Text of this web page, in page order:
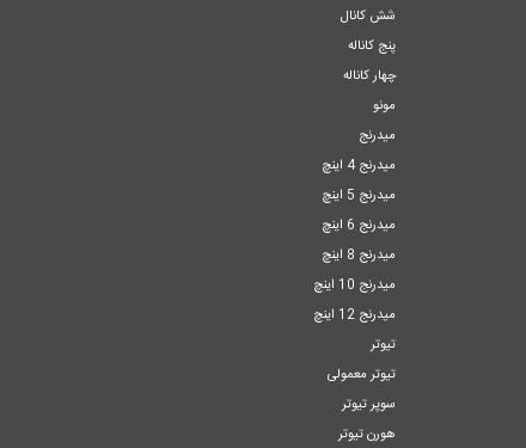
شش کانال
پنج کاناله
چهار کاناله
مونو
میدرنج
میدرنج 4 اینچ
میدرنج 5 اینچ
میدرنج 6 اینچ
میدرنج 8 اینچ
میدرنج 10 اینچ
میدرنج 12 اینچ
تیوتر
تیوتر معمولی
سوپر تیوتر
هورن تیوتر